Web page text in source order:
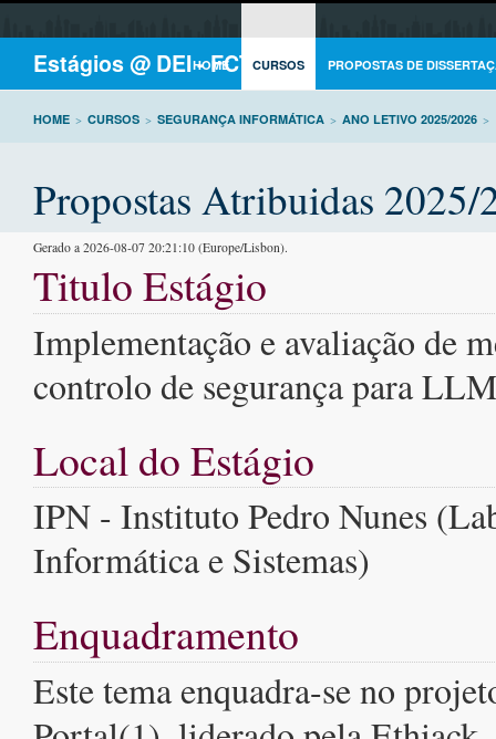
Estágios @ DEI - FCTUC
HOME CURSOS PROPOSTAS DE
HOME > CURSOS > SEGURANÇA INFORMÁTICA > ANO LETIVO 2025/2026 >
Propostas Atribuidas 2025/
Gerado a 2026-08-07 20:21:10 (Europe/Lisbon).
Titulo Estágio
Implementação e avaliação de
controlo de segurança para
Local do Estágio
IPN - Instituto Pedro Nunes
Informática e Sistemas)
Enquadramento
Este tema enquadra-se no